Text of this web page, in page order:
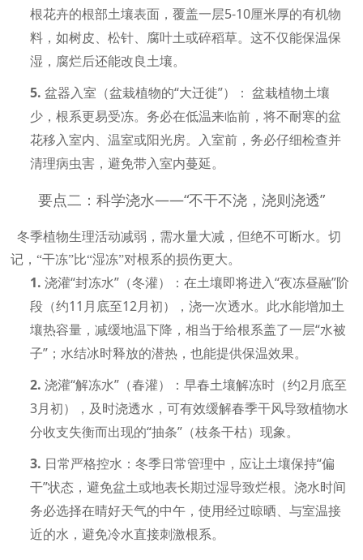
根花卉的根部土壤表面，覆盖一层5-10厘米厚的有机物
料，如树皮、松针、腐叶土或碎稻草。这不仅能保温保
湿，腐烂后还能改良土壤。
5.盆器入室（盆栽植物的“大迁徙”）： 盆栽植物土壤
少，根系更易受冻。务必在低温来临前，将不耐寒的盆
花移入室内、温室或阳光房。入室前，务必仔细检查并
清理病虫害，避免带入室内蔓延。
要点二：科学浇水——“不干不浇，浇则浇透”
冬季植物生理活动减弱，需水量大减，但绝不可断水。切
记，“干冻”比“湿冻”对根系的损伤更大。
1.浇灌“封冻水”（冬灌）：在土壤即将进入“夜冻昼融”阶
段（约11月底至12月初），浇一次透水。此水能增加土
壤热容量，减缓地温下降，相当于给根系盖了一层“水被
子”；水结冰时释放的潜热，也能提供保温效果。
2.浇灌“解冻水”（春灌）：早春土壤解冻时（约2月底至
3月初），及时浇透水，可有效缓解春季干风导致植物水
分收支失衡而出现的“抽条”（枝条干枯）现象。
3. 日常严格控水：冬季日常管理中，应让土壤保持“偏
干”状态，避免盆土或地表长期过湿导致烂根。浇水时间
务必选择在晴好天气的中午 ，使用经过晾晒、与室温接
近的水，避免冷水直接刺激根系。